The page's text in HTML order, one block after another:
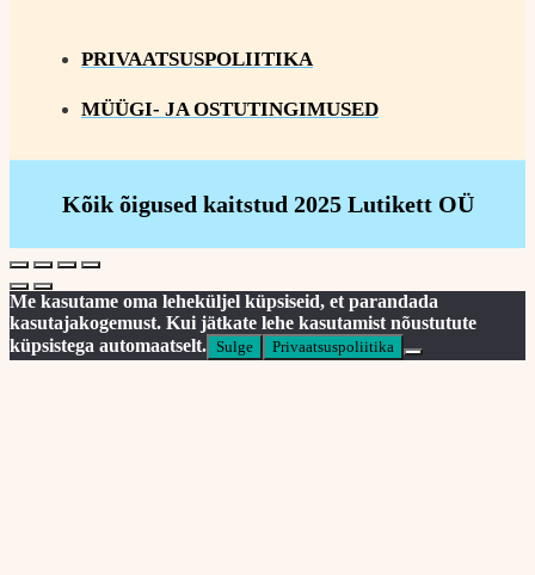
PRIVAATSUSPOLIITIKA
MÜÜGI- JA OSTUTINGIMUSED
Kõik õigused kaitstud 2025 Lutikett OÜ
Me kasutame oma leheküljel küpsiseid, et parandada
kasutajakogemust. Kui jätkate lehe kasutamist nõustutute
küpsistega automaatselt. Sulge Privaatsuspoliitika